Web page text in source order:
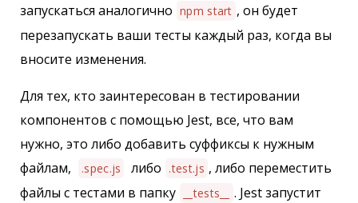
запускаться аналогично npm start , он будет
перезапускать ваши тесты каждый раз, когда вы
вносите изменения.
Для тех, кто заинтересован в тестировании
компонентов с помощью Jest, все, что вам
нужно, это либо добавить суффиксы к нужным
файлам,
.spec.js либо .test.js , либо переместить
файлы с тестами в папку
__tests__
. Jest запустит